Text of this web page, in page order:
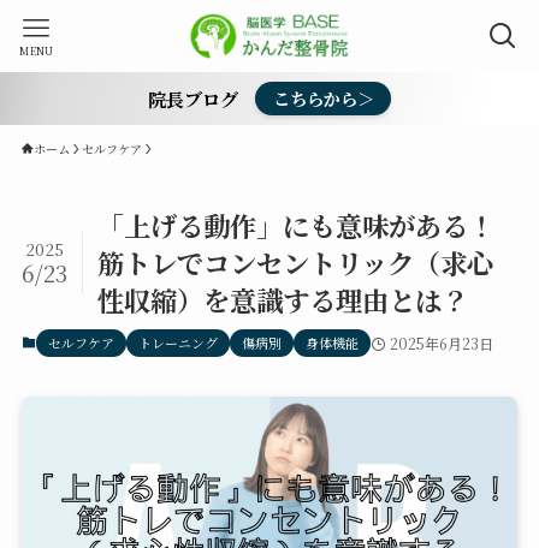
MENU
院長ブログ こちらから＞
ホーム セルフケア
「上げる動作」にも意味がある！
筋トレでコンセントリック（求心
性収縮）を意識する理由とは？
2025
6/23
セルフケア トレーニング 傷病別 身体機能 2025年6月23日